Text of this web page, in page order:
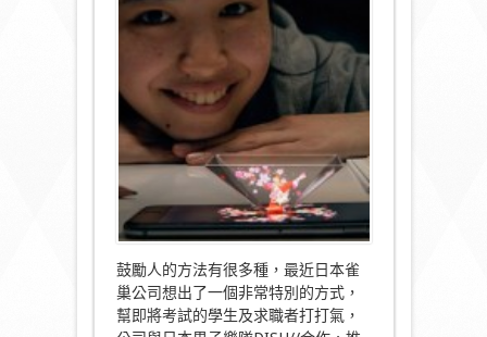
Kit
Kat
Mail
偶
像
明
你
打
氣！〉
中
鼓勵人的方法有很多種，最近日本雀
巢公司想出了一個非常特別的方式，
幫即將考試的學生及求職者打打氣，